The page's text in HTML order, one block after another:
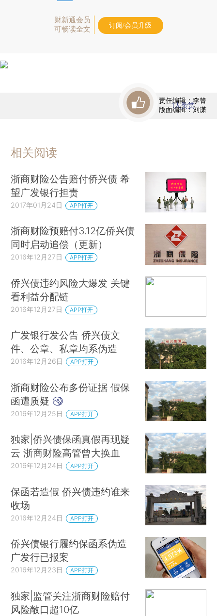
财新通会员
可畅读全文
订阅/会员升级
责任编辑：李箐
版面编辑：刘潇
1人赞赏
相关阅读
浙商财险公告赔付侨兴债 希
望广发银行担责
2017年01月24日 APP打开
浙商财险预赔付3.12亿侨兴债
同时启动追偿（更新）
2016年12月27日 APP打开
侨兴债违约风险大爆发 关键
看利益分配链
2016年12月27日 APP打开
广发银行发公告 侨兴债文
件、公章、私章均系伪造
2016年12月26日 APP打开
浙商财险公布多份证据 假保
函遭质疑
2016年12月25日 APP打开
独家|侨兴债保函真假再现疑
云 浙商财险高管曾大换血
2016年12月24日 APP打开
保函若造假 侨兴债违约谁来
收场
2016年12月24日 APP打开
侨兴债银行履约保函系伪造
广发行已报案
2016年12月23日 APP打开
独家|监管关注浙商财险赔付
风险敞口超10亿